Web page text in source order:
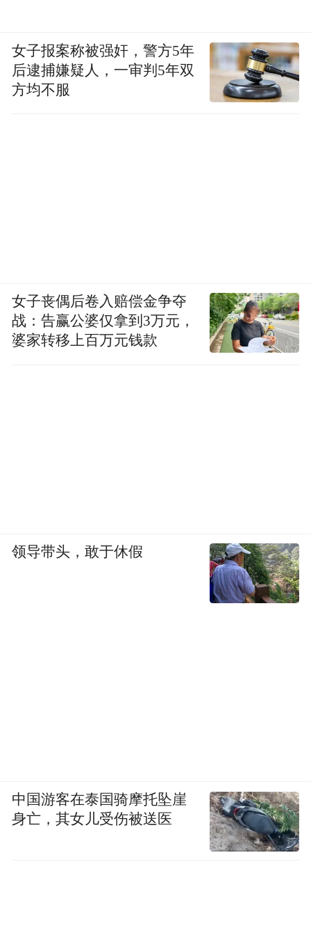
女子报案称被强奸，警方5年
后逮捕嫌疑人，一审判5年双
方均不服
女子丧偶后卷入赔偿金争夺
战：告赢公婆仅拿到3万元，
婆家转移上百万元钱款
领导带头，敢于休假
中国游客在泰国骑摩托坠崖
身亡，其女儿受伤被送医